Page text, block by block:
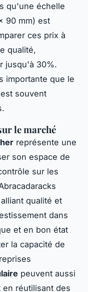
qu'une échelle
90 mm) est
ces prix à
qualité,
jusqu'à 30%.
importante que le
souvent
le marché
représente une
son espace de
sur les
qualité et
dans
et en bon état
la capacité de
peuvent aussi
réutilisant des